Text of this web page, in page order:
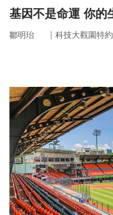
基因不
鄒明珆 ｜ 科技大觀園特